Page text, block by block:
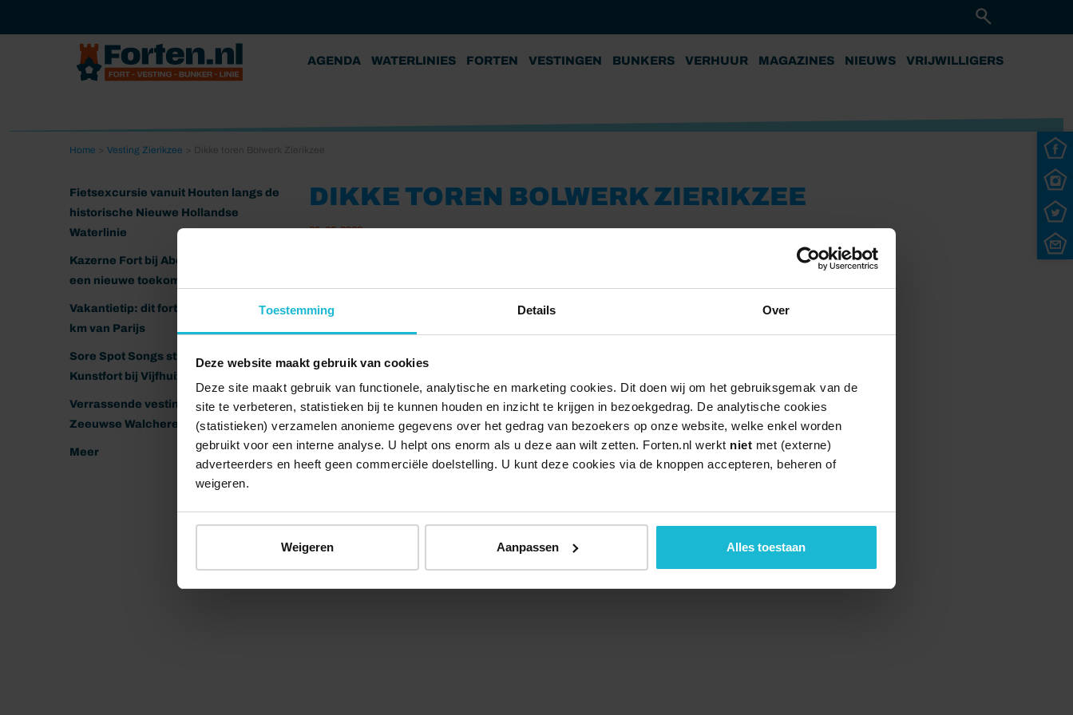
Toestemming Details Over
Deze website maakt gebruik van cookies
Deze site maakt gebruik van functionele, analytische en marketing cookies. Dit doen wij om het gebruiksgemak van de
site te verbeteren, statistieken bij te kunnen houden en inzicht te krijgen in bezoekgedrag. De analytische cookies
(statistieken) verzamelen anonieme gegevens over het gedrag van bezoekers op onze website, welke enkel worden
gebruikt voor een interne analyse. U helpt ons enorm als u deze aan wilt zetten. Forten.nl werkt niet met (externe)
adverteerders en heeft geen commerciële doelstelling. U kunt deze cookies via de knoppen accepteren, beheren of
weigeren.
Weigeren Aanpassen Alles toestaan
AGENDA WATERLINIES FORTEN VESTINGEN BUNKERS VERHUUR MAGAZINES NIEUWS VRIJWILLIGERS
Home Vesting Zierikzee
Fietsexcursie vanuit Houten langs de
historische Nieuwe Hollandse
Waterlinie
Kazerne Fort bij Abcoude klaar voor
een nieuwe toekomst
Vakantietip: dit fort ligt nog geen 20
km van Parijs
Sore Spot Songs strijkt neer op het
Kunstfort bij Vijfhuizen
Verrassende vestingen van het
Zeeuwse Walcheren
Meer
DIKKE TOREN BOLWERK ZIERIKZEE
29-06-2023
© 2026 Stichting Forten Nederland Over ons Doneer nu Disclaimer Contact Forten.nl wordt ondersteund door de